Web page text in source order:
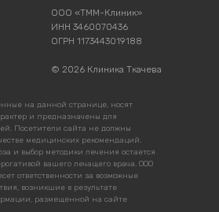
ООО «ТММ-Клиник»
ИНН 3460070436
ОГРН 1173443019188
© 2026 Клиника Ткачева
на данной странице, носят
и предназначены для
Посетители сайта не должны
медицинских рекомендаций.
и выбор методики лечения остается
вашего лечащего врача. ООО
ответственности за возможные
возникшие в результате
размещенной на сайте